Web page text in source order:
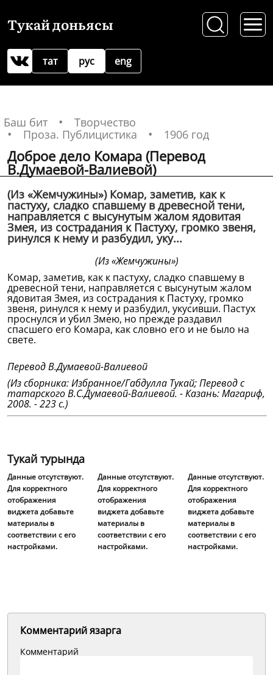
Тукай доньясы
рус
тат eng
Баш бит
Творчество
Проза. Публицистика
1906 год
Доброе дело Комара (Перевод
В.Думаевой-Валиевой)
(Из «Жемчужины») Комар, заметив, как к
пастуху, сладко спавшему в древесной тени,
направляется с высунутым жалом ядовитая
Змея, из сострадания к Пастуху, громко звеня,
ринулся к нему и разбудил, уку...
(Из «Жемчужины»)
Комар, заметив, как к пастуху, сладко спавшему в
древесной тени, направляется с высунутым жалом
ядовитая Змея, из сострадания к Пастуху, громко
звеня, ринулся к нему и разбудил, укусивши. Пастух
проснулся и убил Змею, но прежде раздавил
спасшего его Комара, как словно его и не было на
свете.
Перевод В.Думаевой-Валиевой
(Из сборника: Избранное/Габдулла Тукай; Перевод с
татарского В.С.Думаевой-Валиевой. - Казань: Магариф,
2008. - 223 с.)
Тукай турында
Данные отсутствуют.
Для корректного
отображения
виджета добавьте
материалы в
соответствии с его
настройками.
Данные отсутствуют.
Для корректного
отображения
виджета добавьте
материалы в
соответствии с его
настройками.
Данные отсутствуют.
Для корректного
отображения
виджета добавьте
материалы в
соответствии с его
настройками.
Комментарий язарга
Комментарий